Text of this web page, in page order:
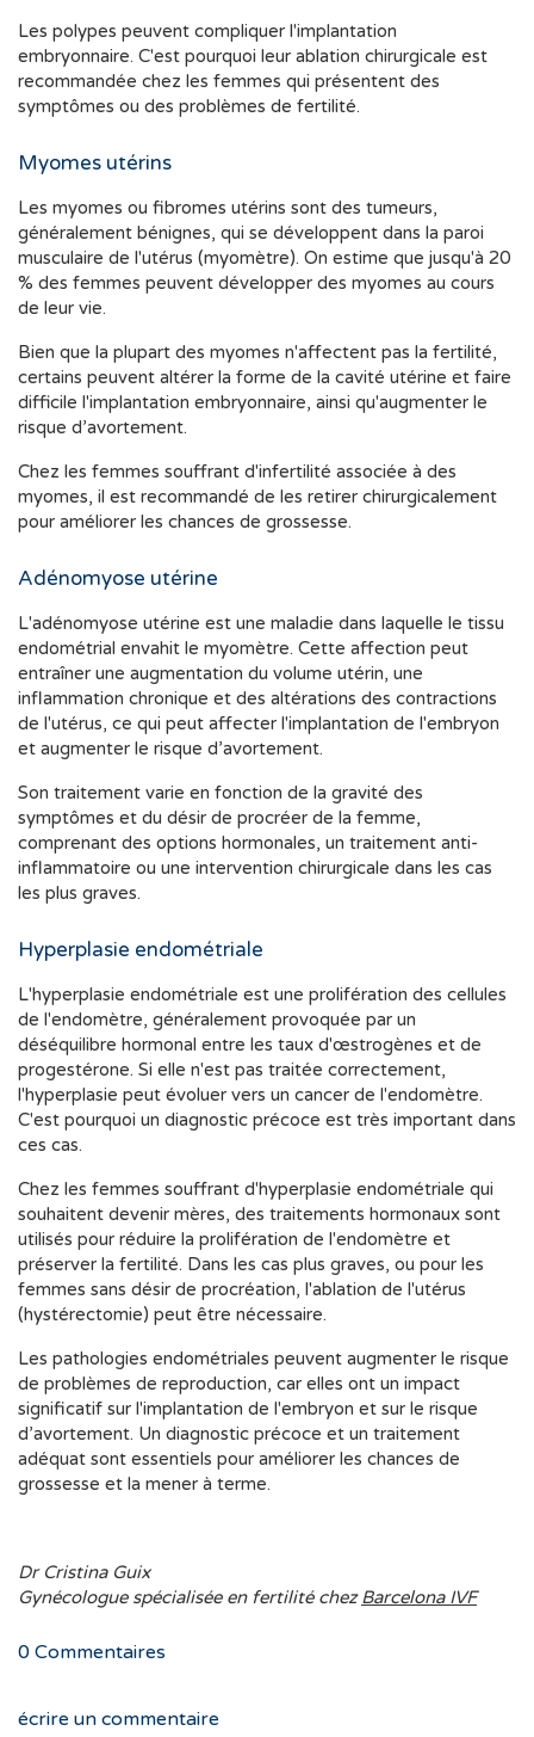
Les polypes peuvent compliquer l'implantation
embryonnaire. C'est pourquoi leur ablation chirurgicale est
recommandée chez les femmes qui présentent des
symptômes ou des problèmes de fertilité.
Myomes utérins
Les myomes ou fibromes utérins sont des tumeurs,
généralement bénignes, qui se développent dans la paroi
musculaire de l'utérus (myomètre). On estime que jusqu'à 20
% des femmes peuvent développer des myomes au cours
de leur vie.
Bien que la plupart des myomes n'affectent pas la fertilité,
certains peuvent altérer la forme de la cavité utérine et faire
difficile l'implantation embryonnaire, ainsi qu'augmenter le
risque d’avortement.
Chez les femmes souffrant d'infertilité associée à des
myomes, il est recommandé de les retirer chirurgicalement
pour améliorer les chances de grossesse.
Adénomyose utérine
L'adénomyose utérine est une maladie dans laquelle le tissu
endométrial envahit le myomètre. Cette affection peut
entraîner une augmentation du volume utérin, une
inflammation chronique et des altérations des contractions
de l'utérus, ce qui peut affecter l'implantation de l'embryon
et augmenter le risque d’avortement.
Son traitement varie en fonction de la gravité des
symptômes et du désir de procréer de la femme,
comprenant des options hormonales, un traitement anti-
inflammatoire ou une intervention chirurgicale dans les cas
les plus graves.
Hyperplasie endométriale
L'hyperplasie endométriale est une prolifération des cellules
de l'endomètre, généralement provoquée par un
déséquilibre hormonal entre les taux d'œstrogènes et de
progestérone. Si elle n'est pas traitée correctement,
l'hyperplasie peut évoluer vers un cancer de l'endomètre.
C'est pourquoi un diagnostic précoce est très important dans
ces cas.
Chez les femmes souffrant d'hyperplasie endométriale qui
souhaitent devenir mères, des traitements hormonaux sont
utilisés pour réduire la prolifération de l'endomètre et
préserver la fertilité. Dans les cas plus graves, ou pour les
femmes sans désir de procréation, l'ablation de l'utérus
(hystérectomie) peut être nécessaire.
Les pathologies endométriales peuvent augmenter le risque
de problèmes de reproduction, car elles ont un impact
significatif sur l'implantation de l'embryon et sur le risque
d’avortement. Un diagnostic précoce et un traitement
adéquat sont essentiels pour améliorer les chances de
grossesse et la mener à terme.
Dr Cristina Guix
Gynécologue spécialisée en fertilité chezBarcelona IVF
0 Commentaires
écrire un commentaire